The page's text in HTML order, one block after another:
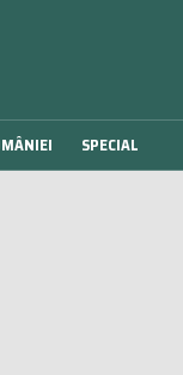
SPECIAL